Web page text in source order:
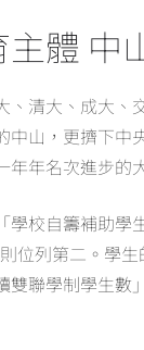
體 中
、清大、成大
中山，更擠下
年年名次進步的
學校自籌補助
則位列第二。學
聯學制學生數